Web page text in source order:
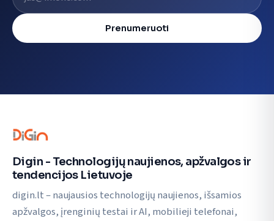
Prenumeruoti
Digin - Technologijų naujienos, apžvalgos ir
tendencijos Lietuvoje
digin.lt – naujausios technologijų naujienos, išsamios
apžvalgos, įrenginių testai ir AI, mobilieji telefonai,